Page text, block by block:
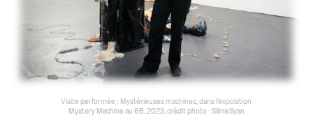
Visite performée : Mystérieuses machines, dans l’exposition
Mystery Machine au 6B, 2023, crédit photo : Silina Syan